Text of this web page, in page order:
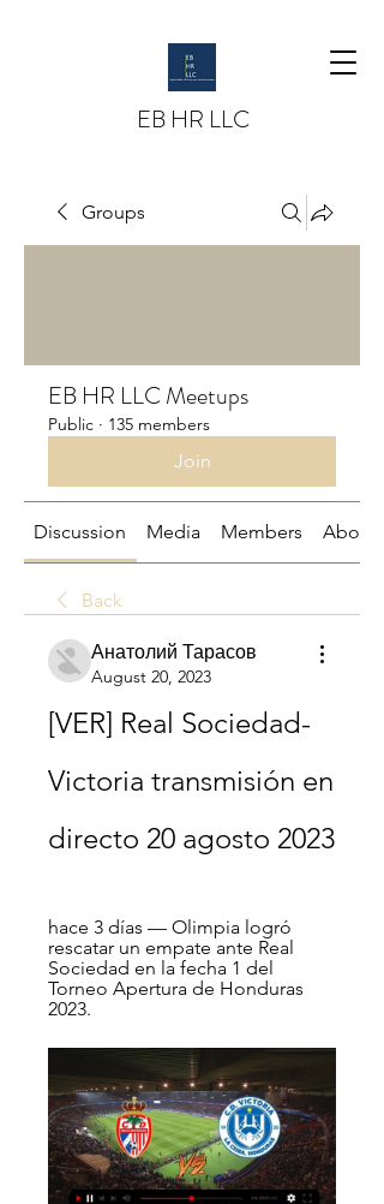
EB HR LLC
Groups
EB HR LLC Meetups
Public · 135 members
Join
Discussion Media Members About
Back
Анатолий Тарасов
August 20, 2023
[VER] Real Sociedad-
Victoria transmisión en
directo 20 agosto 2023
hace 3 días — Olimpia logró
rescatar un empate ante Real
Sociedad en la fecha 1 del
Torneo Apertura de Honduras
2023.